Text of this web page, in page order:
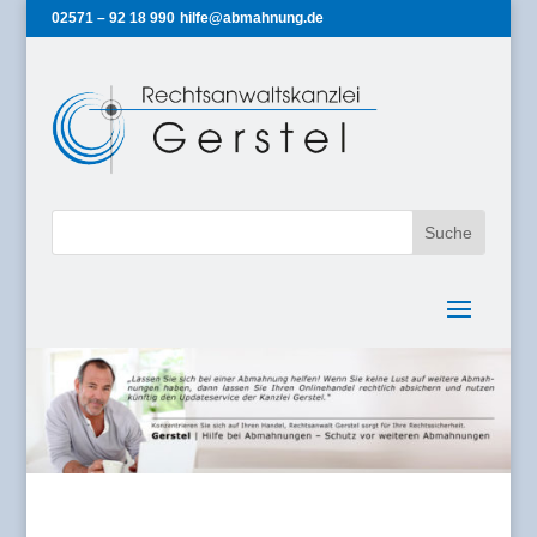
02571 – 92 18 990 hilfe@abmahnung.de